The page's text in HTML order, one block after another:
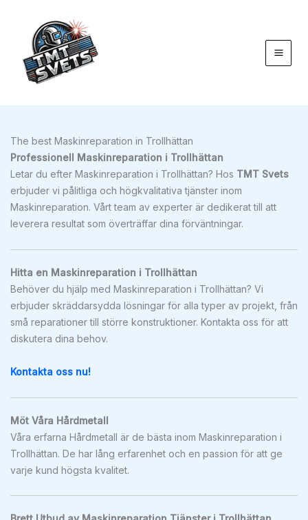
innehåll
The best Maskinreparation in Trollhättan
Professionell Maskinreparation i Trollhättan
Letar du efter Maskinreparation i Trollhättan? Hos TMT Svets
erbjuder vi pålitliga och högkvalitativa tjänster inom
Maskinreparation. Vårt team av experter är dedikerat till att
leverera resultat som överträffar dina förväntningar.
Hitta en Maskinreparation i Trollhättan
Behöver du hjälp med Maskinreparation i Trollhättan? Vi
erbjuder skräddarsydda lösningar för alla typer av projekt, från
små reparationer till större konstruktioner. Kontakta oss för att
diskutera dina behov.
Kontakta oss nu!
Möt Våra Hårdmetall
Våra erfarna Hårdmetall är de bästa inom Maskinreparation i
Trollhättan. De har lång erfarenhet och en passion för att ge
varje kund högsta kvalitet.